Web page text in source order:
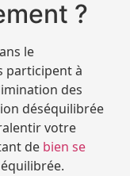
?
le
participent à
des
déséquilibrée
votre
de bien se